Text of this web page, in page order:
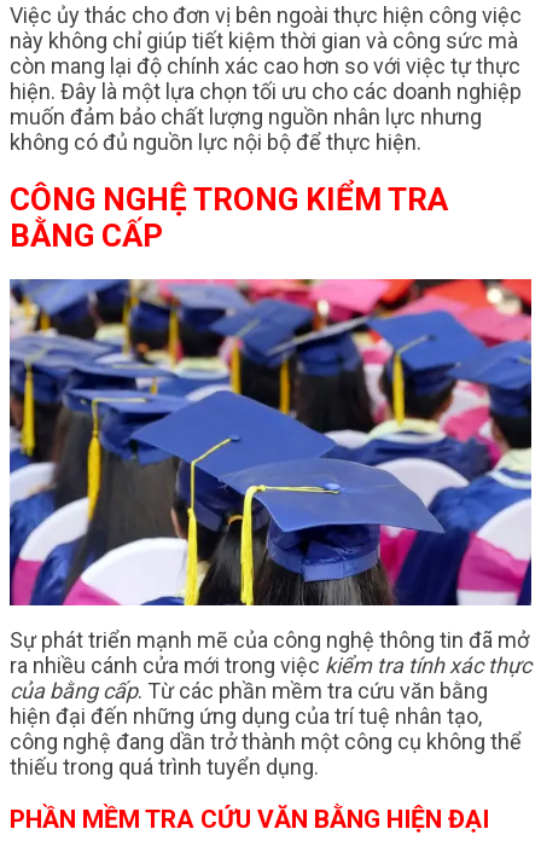
Việc ủy thác cho đơn vị bên ngoài thực hiện công việc
này không chỉ giúp tiết kiệm thời gian và công sức mà
còn mang lại độ chính xác cao hơn so với việc tự thực
hiện. Đây là một lựa chọn tối ưu cho các doanh nghiệp
muốn đảm bảo chất lượng nguồn nhân lực nhưng
không có đủ nguồn lực nội bộ để thực hiện.
CÔNG NGHỆ TRONG KIỂM TRA
BẰNG CẤP
Sự phát triển mạnh mẽ của công nghệ thông tin đã mở
ra nhiều cánh cửa mới trong việc kiểm tra tính xác thực
của bằng cấp. Từ các phần mềm tra cứu văn bằng
hiện đại đến những ứng dụng của trí tuệ nhân tạo,
công nghệ đang dần trở thành một công cụ không thể
thiếu trong quá trình tuyển dụng.
PHẦN MỀM TRA CỨU VĂN BẰNG HIỆN ĐẠI